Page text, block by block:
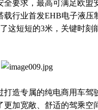
全要求，最高可满足欧盟
行业首发EHB电子液压
这短短的3米，关键时刻
造专属的纯电商用车驾
加宽敞、舒适的驾乘空